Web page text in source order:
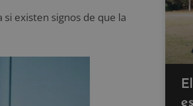
si existen signos de que la